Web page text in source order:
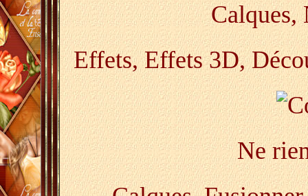
Calques,
Effets, Effets 3D,
Ne